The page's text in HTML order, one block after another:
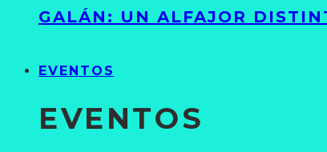
GALÁN: UN ALFAJOR
EVENTOS
EVENTOS